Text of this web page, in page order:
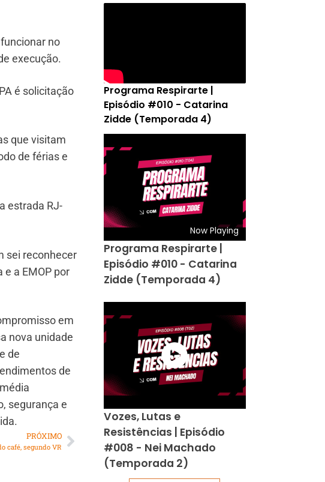
no
execução.
é solicitação
que visitam
de férias e
estrada RJ-
sei reconhecer
a EMOP por
em
nova unidade
de
de
segurança e
PRÓXIMO
café, segundo VR
Programa Respirarte |
Episódio #010 - Catarina
Zidde (Temporada 4)
Now Playing
Programa Respirarte |
Episódio #010 - Catarina
Zidde (Temporada 4)
Vozes, Lutas e
Resistências | Episódio
#008 - Nei Machado
(Temporada 2)